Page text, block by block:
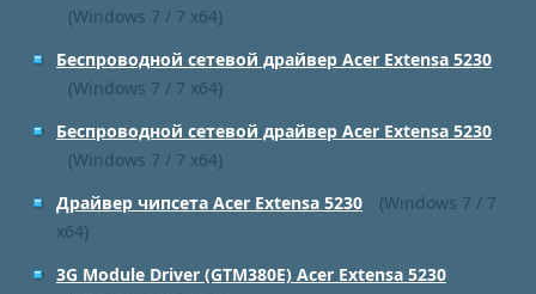
(Windows 7 / 7 x64)
Беспроводной сетевой драйвер Acer Extensa 5230
(Windows 7 / 7 x64)
Беспроводной сетевой драйвер Acer Extensa 5230
(Windows 7 / 7 x64)
Драйвер чипсета Acer Extensa 5230
(Windows 7 / 7
x64)
3G Module Driver (GTM380E) Acer Extensa 5230